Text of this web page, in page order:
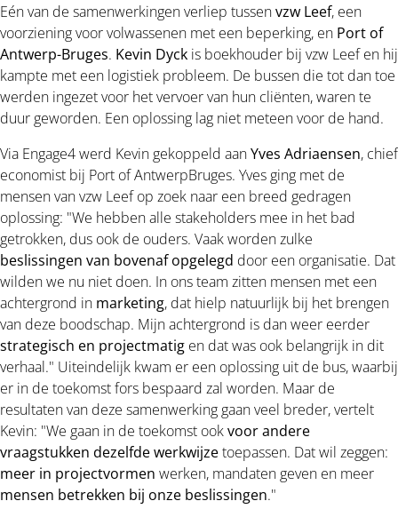
Eén van de samenwerkingen verliep tussenvzw Leef, een
voorziening voor volwassenen met een beperking, en Port of
Antwerp-Bruges. Kevin Dyck is boekhouder bij vzw Leef en hij
kampte met een logistiek probleem. De bussen die tot dan toe
werden ingezet voor het vervoer van hun cliënten, waren te
duur geworden. Een oplossing lag niet meteen voor de hand.
Via Engage4 werd Kevin gekoppeld aanYves Adriaensen, chief
economist bij Port of AntwerpBruges. Yves ging met de
mensen van vzw Leef op zoek naar een breed gedragen
oplossing: "We hebben alle stakeholders mee in het bad
getrokken, dus ook de ouders. Vaak worden zulke
beslissingen van bovenaf opgelegd door een organisatie. Dat
wilden we nu niet doen. In ons team zitten mensen met een
achtergrond in marketing, dat hielp natuurlijk bij het brengen
van deze boodschap. Mijn achtergrond is dan weer eerder
strategisch en projectmatig en dat was ook belangrijk in dit
verhaal." Uiteindelijk kwam er een oplossing uit de bus, waarbij
er in de toekomst fors bespaard zal worden. Maar de
resultaten van deze samenwerking gaan veel breder, vertelt
Kevin: "We gaan in de toekomst ookvoor andere
vraagstukken dezelfde werkwijzetoepassen. Dat wil zeggen:
meer in projectvormen werken, mandaten geven en meer
mensen betrekken bij onze beslissingen."